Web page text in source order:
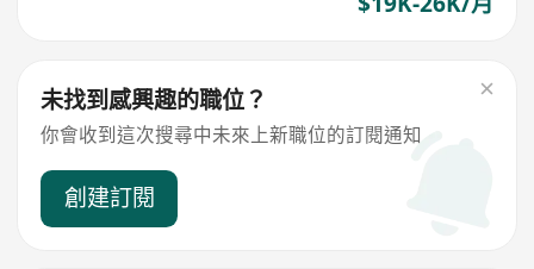
未找到感興趣的職位？
你會收到這次搜尋中未來上新職位的訂閱通知
創建訂閱